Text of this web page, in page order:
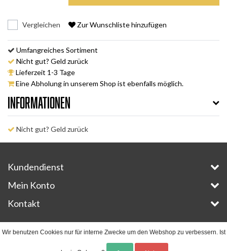
Vergleichen Zur Wunschliste hinzufügen
Umfangreiches Sortiment
Nicht gut? Geld zurück
Lieferzeit 1-3 Tage
Eine Abholung in unserem Shop ist ebenfalls möglich.
Informationen
Nicht gut? Geld zurück
Kundendienst
Mein Konto
Kontakt
Wir benutzen Cookies nur für interne Zwecke um den Webshop zu verbessern. Ist